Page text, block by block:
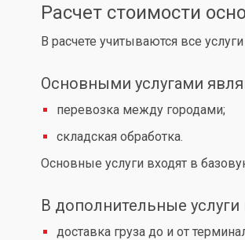
Расчет стоимости
В расчете учитываются все
Основными услугами
перевозка между городами;
складская обработка.
Основные услуги входят в
В дополнительные услуги
доставка груза до и от